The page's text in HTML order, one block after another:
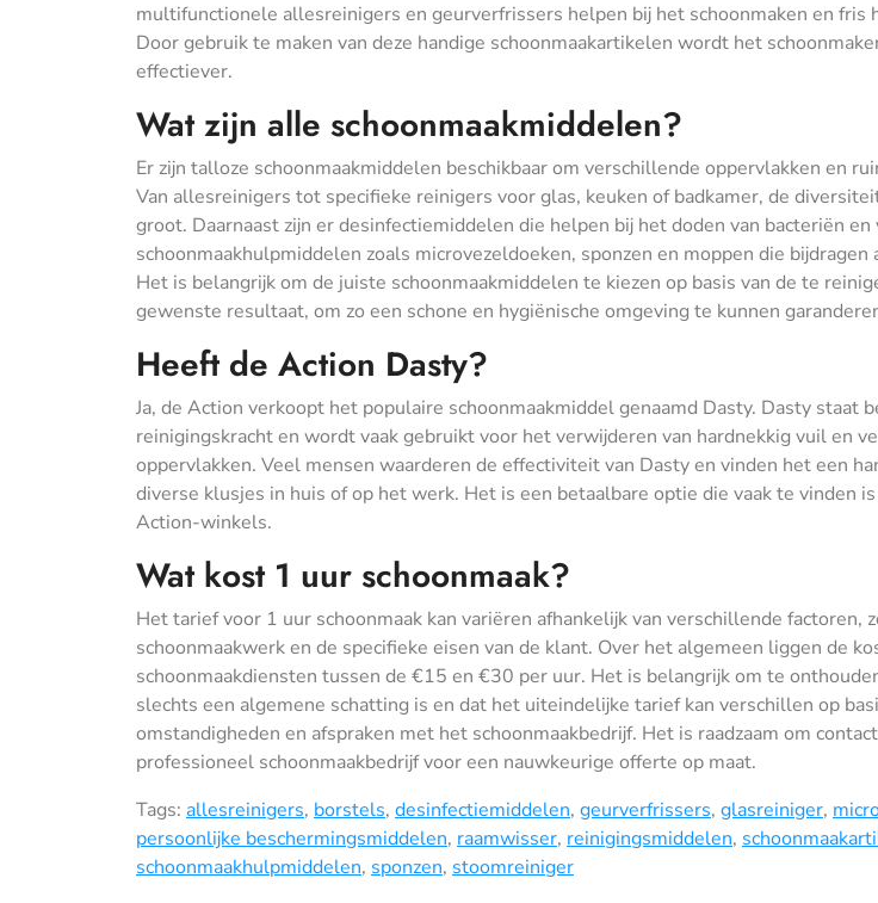
multifunctionele allesreinigers en geurverfrissers helpen bij het schoonmaken en fris
Door gebruik te maken van deze handige schoonmaakartikelen wordt het
effectiever.
Wat zijn alle schoonmaakmiddelen?
Er zijn talloze schoonmaakmiddelen beschikbaar om verschillende oppervlakken en
Van allesreinigers tot specifieke reinigers voor glas, keuken of badkamer, de
groot. Daarnaast zijn er desinfectiemiddelen die helpen bij het doden van bacteriën en
schoonmaakhulpmiddelen zoals microvezeldoeken, sponzen en moppen die bijdragen
Het is belangrijk om de juiste schoonmaakmiddelen te kiezen op basis van de te
gewenste resultaat, om zo een schone en hygiënische omgeving te kunnen
Heeft de Action Dasty?
Ja, de Action verkoopt het populaire schoonmaakmiddel genaamd Dasty. Dasty staat
reinigingskracht en wordt vaak gebruikt voor het verwijderen van hardnekkig vuil en
oppervlakken. Veel mensen waarderen de effectiviteit van Dasty en vinden het een
diverse klusjes in huis of op het werk. Het is een betaalbare optie die vaak te vinden
Action-winkels.
Wat kost 1 uur schoonmaak?
Het tarief voor 1 uur schoonmaak kan variëren afhankelijk van verschillende factoren,
schoonmaakwerk en de specifieke eisen van de klant. Over het algemeen liggen de
schoonmaakdiensten tussen de €15 en €30 per uur. Het is belangrijk om te
slechts een algemene schatting is en dat het uiteindelijke tarief kan verschillen op
omstandigheden en afspraken met het schoonmaakbedrijf. Het is raadzaam om
professioneel schoonmaakbedrijf voor een nauwkeurige offerte op maat.
Tags: allesreinigers, borstels, desinfectiemiddelen, geurverfrissers, glasreiniger,
persoonlijke beschermingsmiddelen, raamwisser, reinigingsmiddelen,
schoonmaakhulpmiddelen, sponzen, stoomreiniger